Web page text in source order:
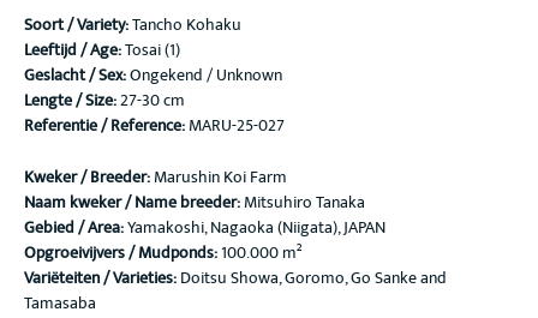
Soort / Variety:Tancho Kohaku
Leeftijd / Age:Tosai (1)
Geslacht / Sex:Ongekend / Unknown
Lengte / Size:27-30 cm
Referentie / Reference:MARU-25-027
Kweker / Breeder:Marushin Koi Farm
Naam kweker / Name breeder:Mitsuhiro Tanaka
Gebied / Area:Yamakoshi, Nagaoka (Niigata), JAPAN
Opgroeivijvers / Mudponds:100.000 m²
Variëteiten / Varieties:Doitsu Showa, Goromo, Go Sanke and
Tamasaba